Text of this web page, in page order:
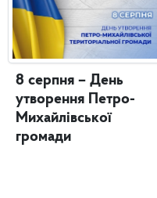
8 серпня – День
утворення Петро-
Михайлівської
громади